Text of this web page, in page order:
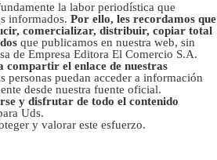
la labor periodística que
informados. Por ello, les recordamos que
comercializar, distribuir, copiar total
que publicamos en nuestra web, sin
de Empresa Editora El Comercio S.A.
compartir el enlace de nuestras
personas puedan acceder a información
desde nuestra fuente oficial.
y disfrutar de todo el contenido
Uds.
y valorar este esfuerzo.